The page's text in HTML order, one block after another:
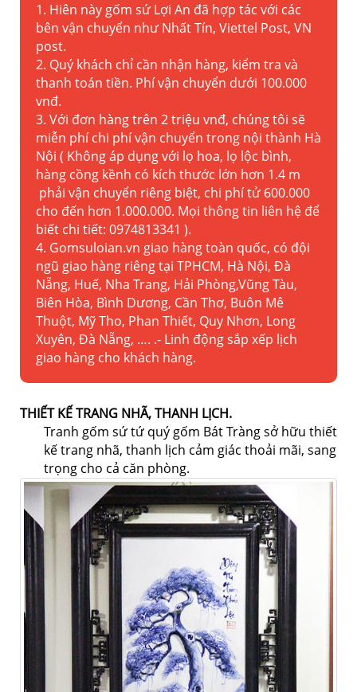
1. Hiên này gốm sứ Lợi An đã hợp tác với các
bên vận chuyển như Nhất Tín, Viettel Post, VN
post.
2. Quý khách chỉ cần nhận hàng, kiểm tra và
thanh toán tiền. Phí vận chuyển dưới 100.000
vnđ.
3. Với đơn hàng trên 2 triệu vnđ, chúng tôi sẽ
miễn phí chi phí vận chuyển trong nội thành Hà
Nội ( Không áp dụng với lọ hoa, lọ lộc bình,
hàng cồng kềnh có kích thước lớn hơn 1.4 m
phải vận chuyển riêng biệt, chi phí tử 600.000
cho đến hơn 1.000.000. Mọi thông tin liên hệ để
biết chi tiết: 0974813341 ).
4. Gomsuloian.vn giao hàng toàn quốc, có đội
ngũ giao hàng riêng tại TPHCM, Hà Nội, Đà
Nẵng, Huế, Nha Trang, Hải Phòng,Vũng Tàu,
Biên Hòa, Bình Dương, Cần Thơ, Buôn Mê
Thuột, Mỹ Tho, Phan Thiết, Quy Nhơn, Long
Xuyên, Đà Nẵng, …. .- Linh động sắp xếp lịch
giao hàng cho khách hàng.
THIẾT KẾ TRANG NHÃ, THANH LỊCH.
Tranh gốm sứ tứ quý gốm Bát Tràngsở hữu thiết
kế trang nhã, thanh lịch cảm giác thoải mãi, sang
trọng cho cả căn phòng.